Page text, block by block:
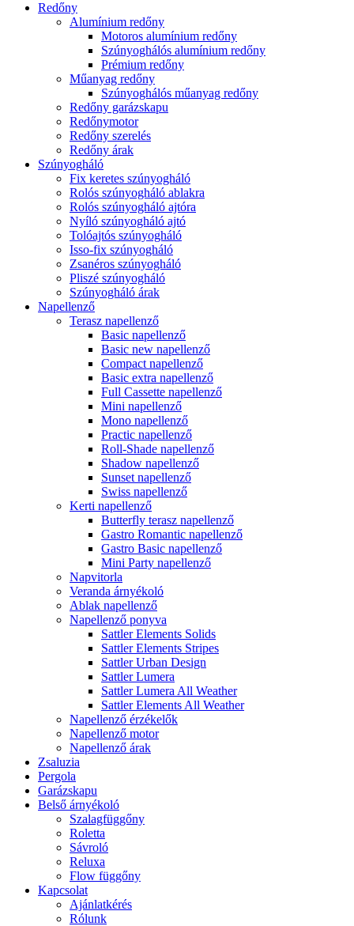
Redőny
Alumínium redőny
Motoros alumínium redőny
Szúnyoghálós alumínium redőny
Prémium redőny
Műanyag redőny
Szúnyoghálós műanyag redőny
Redőny garázskapu
Redőnymotor
Redőny szerelés
Redőny árak
Szúnyogháló
Fix keretes szúnyogháló
Rolós szúnyogháló ablakra
Rolós szúnyogháló ajtóra
Nyíló szúnyogháló ajtó
Tolóajtós szúnyogháló
Isso-fix szúnyogháló
Zsanéros szúnyogháló
Pliszé szúnyogháló
Szúnyogháló árak
Napellenző
Terasz napellenző
Basic napellenző
Basic new napellenző
Compact napellenző
Basic extra napellenző
Full Cassette napellenző
Mini napellenző
Mono napellenző
Practic napellenző
Roll-Shade napellenző
Shadow napellenző
Sunset napellenző
Swiss napellenző
Kerti napellenző
Butterfly terasz napellenző
Gastro Romantic napellenző
Gastro Basic napellenző
Mini Party napellenző
Napvitorla
Veranda árnyékoló
Ablak napellenző
Napellenző ponyva
Sattler Elements Solids
Sattler Elements Stripes
Sattler Urban Design
Sattler Lumera
Sattler Lumera All Weather
Sattler Elements All Weather
Napellenző érzékelők
Napellenző motor
Napellenző árak
Zsaluzia
Pergola
Garázskapu
Belső árnyékoló
Szalagfüggőny
Roletta
Sávroló
Reluxa
Flow függőny
Kapcsolat
Ajánlatkérés
Rólunk